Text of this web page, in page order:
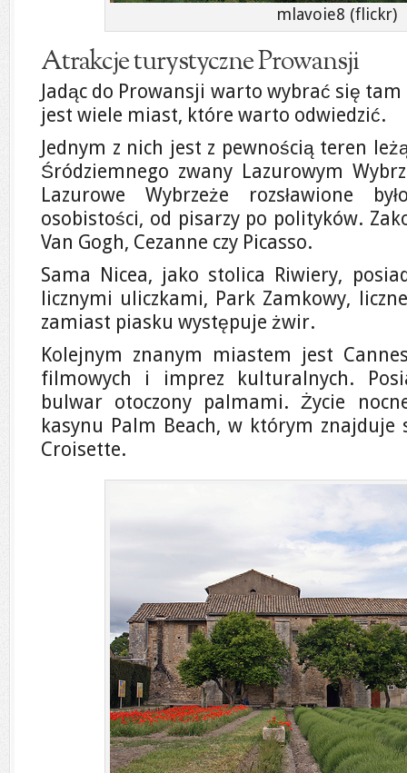
mlavoie8 (flickr)
Atrakcje turystyczne Prowansji
Jadąc do Prowansji warto wybrać się tam
jest wiele miast, które warto odwiedzić.
Jednym z nich jest z pewnością teren
Śródziemnego zwany Lazurowym
Lazurowe Wybrzeże rozsławione
osobistości, od pisarzy po polityków.
Van Gogh, Cezanne czy Picasso.
Sama Nicea, jako stolica Riwiery,
licznymi uliczkami, Park Zamkowy,
zamiast piasku występuje żwir.
Kolejnym znanym miastem jest
filmowych i imprez kulturalnych.
bulwar otoczony palmami. Życie
kasynu Palm Beach, w którym znajduje
Croisette.